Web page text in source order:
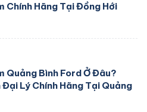
Chính Hãng Tại Đồng Hới
Quảng Bình Ford Ở Đâu?
Đại Lý Chính Hãng Tại Quảng